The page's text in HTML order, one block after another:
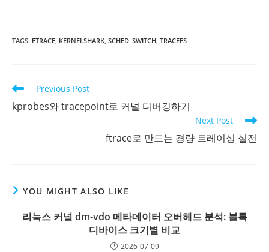
TAGS: FTRACE, KERNELSHARK, SCHED_SWITCH, TRACEFS
Read
more
articles
Previous Post
kprobes와 tracepoint로 커널 디버깅하기
Next Post
ftrace로 만드는 경량 트레이싱 실전
YOU MIGHT ALSO LIKE
리눅스 커널 dm-vdo 메타데이터 오버헤드 분석: 블록
디바이스 크기별 비교
2026-07-09